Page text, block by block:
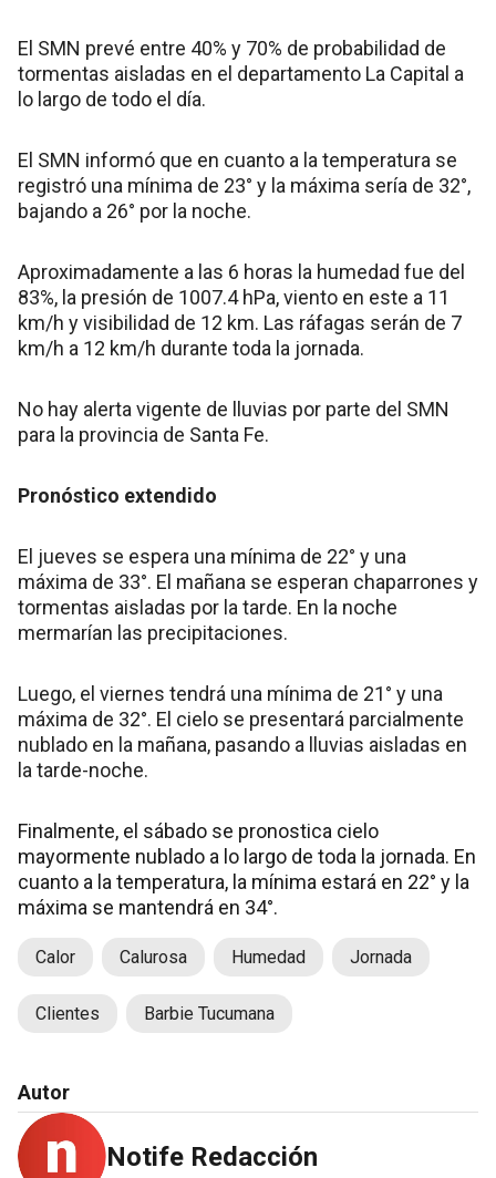
El SMN prevé entre 40% y 70% de probabilidad de
tormentas aisladas en el departamento La Capital a
lo largo de todo el día.
El SMN informó que en cuanto a la temperatura se
registró una mínima de 23° y la máxima sería de 32°,
bajando a 26° por la noche.
Aproximadamente a las 6 horas la humedad fue del
83%, la presión de 1007.4 hPa, viento en este a 11
km/h y visibilidad de 12 km. Las ráfagas serán de 7
km/h a 12 km/h durante toda la jornada.
No hay alerta vigente de lluvias por parte del SMN
para la provincia de Santa Fe.
Pronóstico extendido
El jueves se espera una mínima de 22° y una
máxima de 33°. El mañana se esperan chaparrones y
tormentas aisladas por la tarde. En la noche
mermarían las precipitaciones.
Luego, el viernes tendrá una mínima de 21° y una
máxima de 32°. El cielo se presentará parcialmente
nublado en la mañana, pasando a lluvias aisladas en
la tarde-noche.
Finalmente, el sábado se pronostica cielo
mayormente nublado a lo largo de toda la jornada. En
cuanto a la temperatura, la mínima estará en 22° y la
máxima se mantendrá en 34°.
Calor Calurosa Humedad Jornada
Clientes Barbie Tucumana
Autor
Notife Redacción